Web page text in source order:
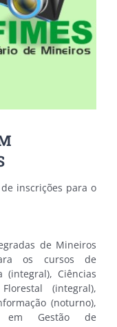
inscrições para o
de Mineiros
os cursos de
(integral), Ciências
(integral),
(noturno),
em Gestão de